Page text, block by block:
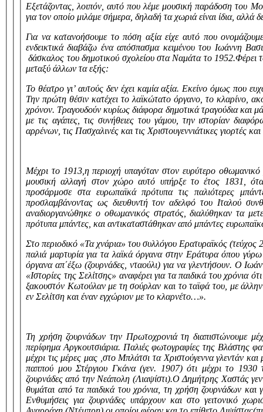
Εξετάζοντας, λοιπόν, αυτό που λέμε μουσική παράδοση του
για τον οποίο μιλάμε σήμερα, δηλαδή τα χωριά είναι ίδια, αλλά
Για να κατανοήσουμε το πόση αξία είχε αυτό που
ενδεικτικά διαβάζω ένα απόσπασμα κειμένου του Ιωάννη
δάσκαλος του δημοτικού σχολείου στα Ναμάτα το
μεταξύ άλλων τα εξής:
Το θέατρο γι’ αυτούς δεν έχει καμία αξία. Εκείνο όμως που
Την πρώτη θέσιν κατέχει το λαϊκώτατο όργανο, το κλαρίνο,
χρόνον. Τραγουδούν κυρίως διάφορα δημοτικά τραγούδια και
με τις αγάπες, τις συνήθειες του γάμου, την ιστορίαν
αρρένων, τις Πασχαλινές και τις Χριστουγεννιάτικες γιορτές
Μέχρι το 1913,η περιοχή υπαγόταν στον ευρύτερο
μουσική αλλαγή στον χώρο αυτό υπήρξε το έτος 1831,
προσάρμοσε στα ευρωπαϊκά πρότυπα τις παλιότερες
προσλαμβάνοντας ως διευθυντή τον αδελφό του Ιταλού
αναδιοργανώθηκε o οθωμανικός στρατός, διαλύθηκαν τα
πρότυπα μπάντες, και αντικαταστάθηκαν από μπάντες
Στο περιοδικό «Τα χνάρια» του συλλόγου Ερατυραϊκός
παλιά μαρτυρία για τα λαϊκά όργανα στην Εράτυρα όπου
όργανα απ΄έξω (ζουρνάδες, νταούλι) για να γλεντήσουν. Ο
«Ιστορίες της Σελίτσης» αναφέρει για τα παιδικά του
ξακουστόν Κωτούλαν με τη σούρλαν και το ταϊφά του, με
εν Σελίτση και έναν εγχώριον με το κλαρνέτο…».
Τη χρήση ζουρνάδων την Πρωτοχρονιά τη διαπιστώνουμε
περίφημα Αργκουτσιάρια. Παλιές φωτογραφίες της Βλάστης
μέχρι τις μέρες μας ,στο Μπλάτσι τα Χριστούγεννα γλεντάν
παππού μου Στέργιου Γκάνα (γεν. 1907) ότι μέχρι το
ζουρνάδες από την Νεάπολη (Λιαψίστι).Ο Δημήτρης Χαστάς
θυμάται από τα παιδικά του χρόνια, τη χρήση ζουρνάδων
Ενθυμήσεις για ζουρνάδες υπάρχουν και στο γειτονικό